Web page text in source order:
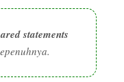
statements